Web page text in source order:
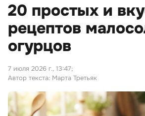
20 простых и
рецептов
огурцов
7 июля 2026 г., 13:47;
Автор текста: Марта Третьяк